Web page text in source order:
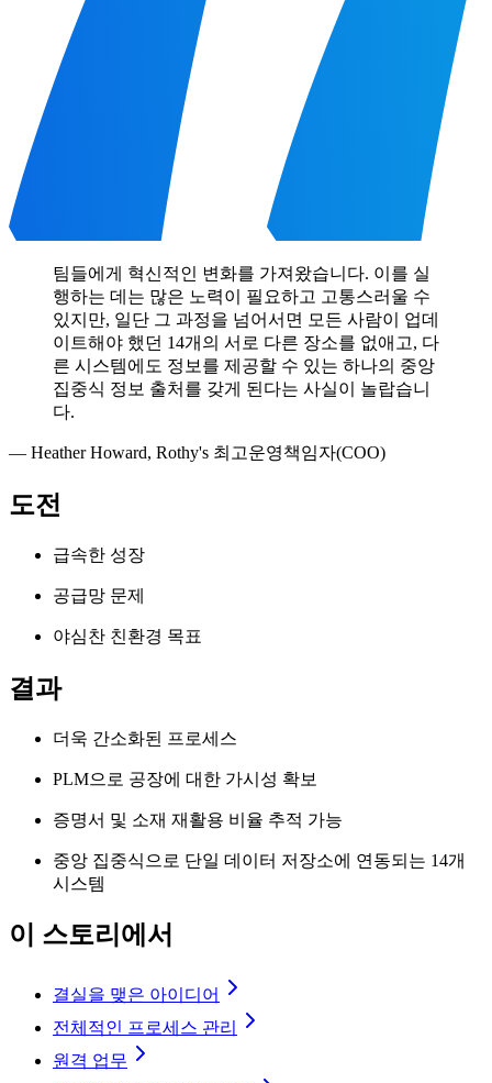
팀들에게 혁신적인 변화를 가져왔습니다. 이를 실
행하는 데는 많은 노력이 필요하고 고통스러울 수
있지만, 일단 그 과정을 넘어서면 모든 사람이 업데
이트해야 했던 14개의 서로 다른 장소를 없애고, 다
른 시스템에도 정보를 제공할 수 있는 하나의 중앙
집중식 정보 출처를 갖게 된다는 사실이 놀랍습니
다.
— Heather Howard, Rothy's 최고운영책임자(COO)
도전
급속한 성장
공급망 문제
야심찬 친환경 목표
결과
더욱 간소화된 프로세스
PLM으로 공장에 대한 가시성 확보
증명서 및 소재 재활용 비율 추적 가능
중앙 집중식으로 단일 데이터 저장소에 연동되는 14개
시스템
이 스토리에서
결실을 맺은 아이디어
전체적인 프로세스 관리
원격 업무